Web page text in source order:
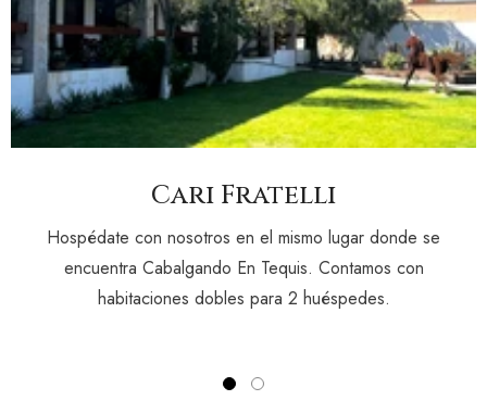
Cari Fratelli
Hospédate con nosotros en el mismo lugar donde se
encuentra Cabalgando En Tequis. Contamos con
habitaciones dobles para 2 huéspedes.